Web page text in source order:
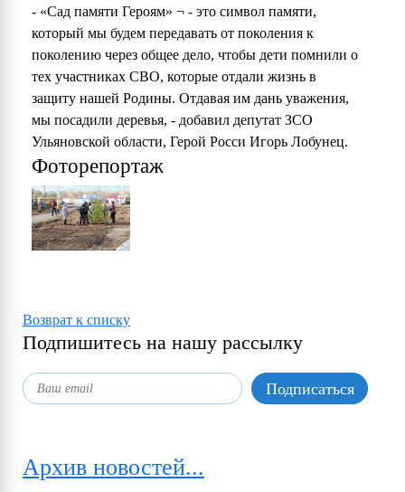
- «Сад памяти Героям» ¬ - это символ памяти,
который мы будем передавать от поколения к
поколению через общее дело, чтобы дети помнили о
тех участниках СВО, которые отдали жизнь в
защиту нашей Родины. Отдавая им дань уважения,
мы посадили деревья, - добавил депутат ЗСО
Ульяновской области, Герой Росси Игорь Лобунец.
Фоторепортаж
Возврат к списку
Подпишитесь на нашу рассылку
Архив новостей...